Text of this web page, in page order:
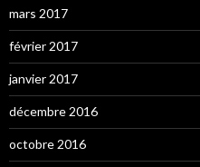
mars 2017
février 2017
janvier 2017
décembre 2016
octobre 2016